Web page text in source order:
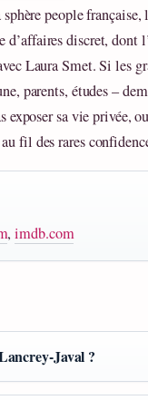
people
d’affaires discret, dont
Laura Smet. Si les
parents, études –
sa vie privée,
fil des rares
,imdb.com
Javal ?